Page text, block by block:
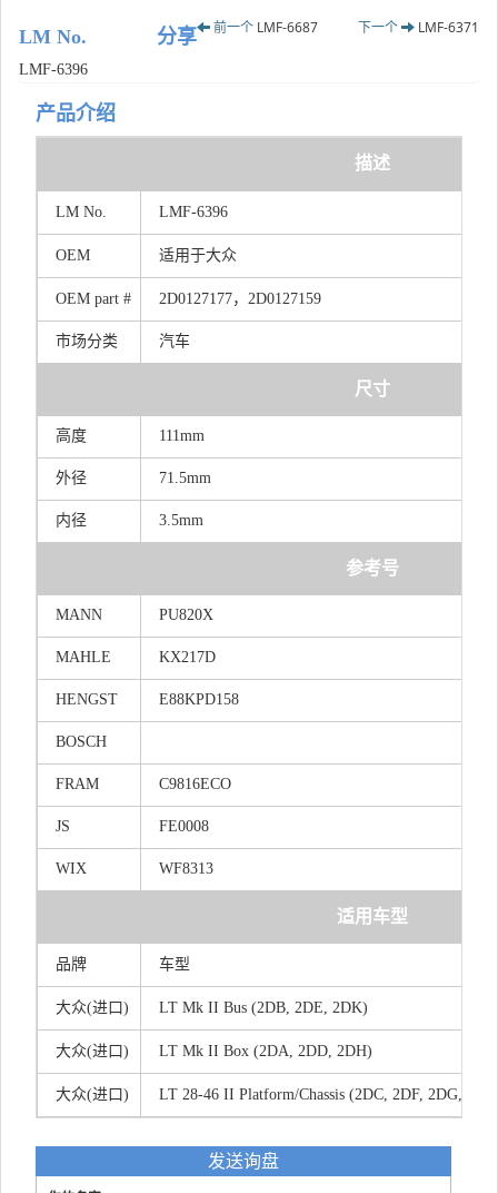
LM No.
LMF-6396
分享 前一个 LMF-6687 下一个 LMF-6371
产品介绍
描述
LM No. LMF-6396
OEM 适用于大众
OEM part # 2D0127177，2D0127159
市场分类 汽车
尺寸
高度 111mm
外径 71.5mm
内径 3.5mm
参考号
MANN PU820X
MAHLE KX217D
HENGST E88KPD158
BOSCH
FRAM C9816ECO
JS FE0008
WIX WF8313
适用车型
品牌 车型
大众(进口) LT Mk II Bus (2DB, 2DE, 2DK)
大众(进口) LT Mk II Box (2DA, 2DD, 2DH)
大众(进口) LT 28-46 II Platform/Chassis (2DC, 2DF, 2DG,
发送询盘